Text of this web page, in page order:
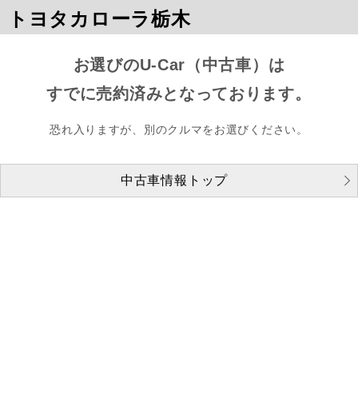
トヨタカローラ栃木
お選びのU-Car（中古車）は
すでに売約済みとなっております。
恐れ入りますが、別のクルマをお選びください。
中古車情報トップ